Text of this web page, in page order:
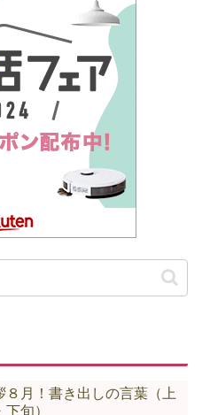
８月！書き出しの言葉（上
旬）